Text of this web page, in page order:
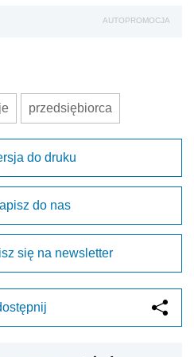
AUTOPROMOCJA
przedsiębiorca
do druku
do nas
się na newsletter